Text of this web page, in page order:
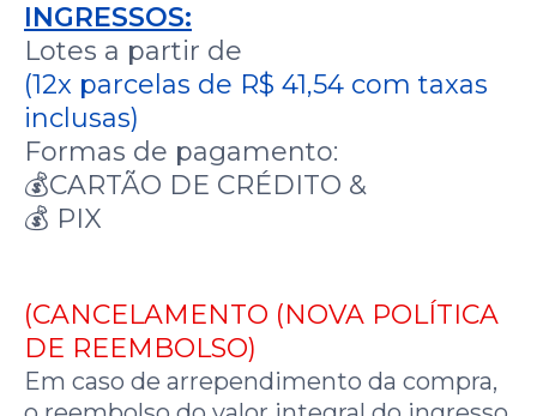
INGRESSOS:
Lotes a partir de
(12x parcelas de R$ 41,54 com taxas
inclusas)
Formas de pagamento:
💰CARTÃO DE CRÉDITO &
💰 PIX
(CANCELAMENTO (NOVA POLÍTICA
DE REEMBOLSO)
Em caso de arrependimento da compra,